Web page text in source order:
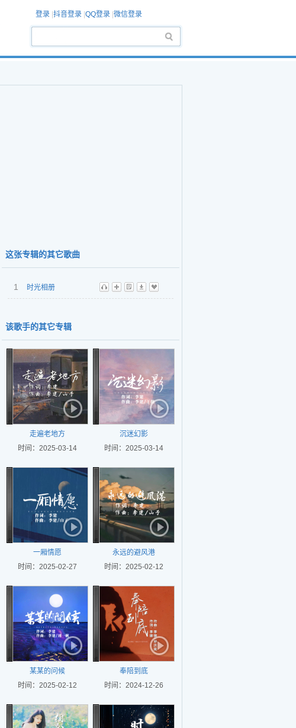
登录 抖音登录 QQ登录 微信登录
这张专辑的其它歌曲
1
时光相册
听
播 歌 下 收
该歌手的其它专辑
走遍老地方
时间：2025-03-14
沉迷幻影
时间：2025-03-14
一厢情愿
时间：2025-02-27
永远的避风港
时间：2025-02-12
某某的问候
时间：2025-02-12
奉陪到底
时间：2024-12-26